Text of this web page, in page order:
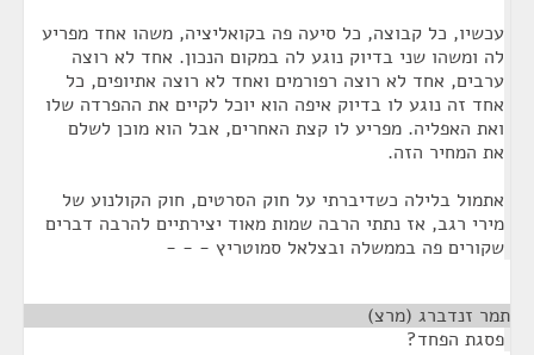
עכשיו, כל קבוצה, כל סיעה פה בקואליציה, משהו אחד מפריע
לה ומשהו שני בדיוק נוגע לה במקום הנכון. אחד לא רוצה
ערבים, אחד לא רוצה רפורמים ואחד לא רוצה אתיופים, כל
אחד זה נוגע לו בדיוק איפה הוא יוכל לקיים את ההפרדה שלו
ואת האפליה. מפריע לו קצת האחרים, אבל הוא מוכן לשלם
את המחיר הזה.
אתמול בלילה כשדיברתי על חוק הסרטים, חוק הקולנוע של
מירי רגב, אז נתתי הרבה שמות מאוד יצירתיים להרבה דברים
שקורים פה בממשלה ובצלאל סמוטריץ - - -
תמר זנדברג (מרצ)
פסגת הפחד?